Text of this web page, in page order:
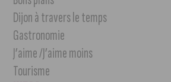
Dijon à travers le temps
Gastronomie
J’aime /J’aime moins
Tourisme